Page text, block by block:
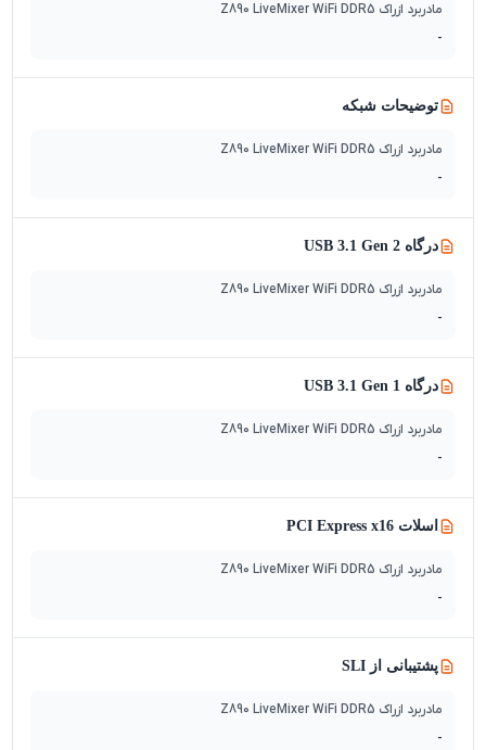
مادربرد ازراک Z890 LiveMixer WiFi DDR5
-
توضیحات شبکه
مادربرد ازراک Z890 LiveMixer WiFi DDR5
-
درگاه USB 3.1 Gen 2
مادربرد ازراک Z890 LiveMixer WiFi DDR5
-
درگاه USB 3.1 Gen 1
مادربرد ازراک Z890 LiveMixer WiFi DDR5
-
اسلات PCI Express x16
مادربرد ازراک Z890 LiveMixer WiFi DDR5
-
پشتیبانی از SLI
مادربرد ازراک Z890 LiveMixer WiFi DDR5
-